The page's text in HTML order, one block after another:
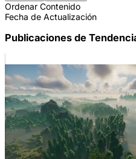
Ordenar Contenido
Fecha de Actualización
Publicaciones de